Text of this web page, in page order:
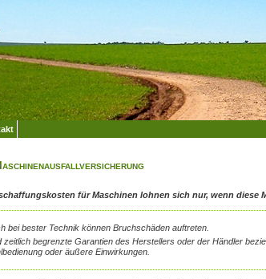
für Maschinen lohnen sich nur, wenn diese
bei bester Technik können Bruchschäden auftreten.
zeitlich begrenzte Garantien des Herstellers oder der Händler
oder äußere Einwirkungen.